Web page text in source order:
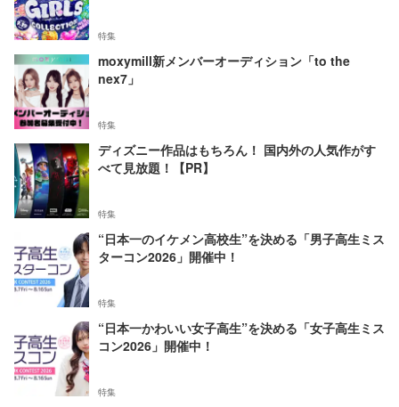
特集
moxymill新メンバーオーディション「to the
nex7」
特集
ディズニー作品はもちろん！ 国内外の人気作がす
べて見放題！【PR】
特集
“日本一のイケメン高校生”を決める「男子高生ミス
ターコン2026」開催中！
特集
“日本一かわいい女子高生”を決める「女子高生ミス
コン2026」開催中！
特集